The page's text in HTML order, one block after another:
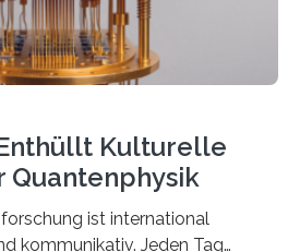
Kulturelle
Quantenphysik
ist international
kommunikativ. Jeden Tag